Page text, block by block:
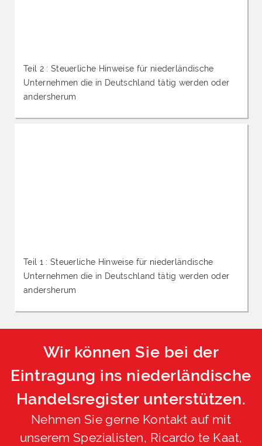
Teil 2 : Steuerliche Hinweise für niederländische
Unternehmen die in Deutschland tätig werden oder
andersherum
Teil 1 : Steuerliche Hinweise für niederländische
Unternehmen die in Deutschland tätig werden oder
andersherum
Wir können Sie bei der
Eintragung ins niederländische
Handelsregister unterstützen.
Nehmen Sie gerne Kontakt auf mit
unserem Spezialisten, Ricardo te Kaat,